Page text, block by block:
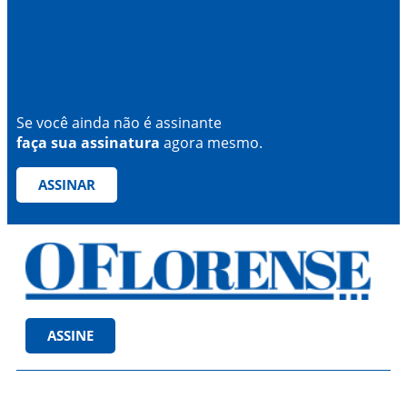
Se você ainda não é assinante
faça sua assinatura agora mesmo.
ASSINAR
ASSINE